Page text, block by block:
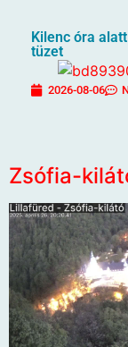
Kilenc óra
tüzet
2026-08-06
Zsófia-